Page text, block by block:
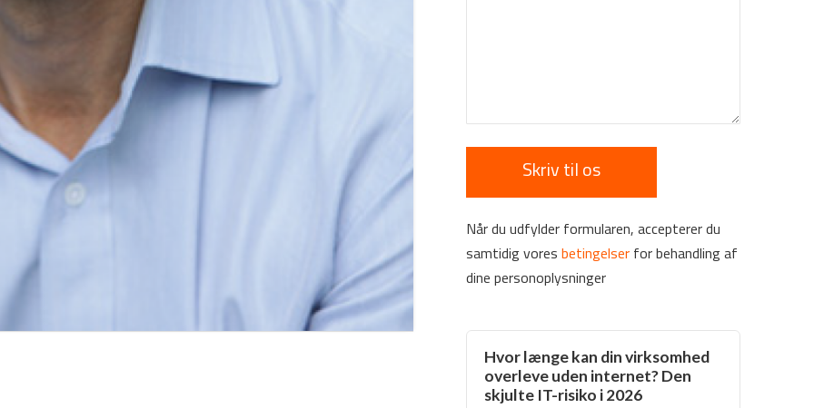
Når du udfylder formularen, accepterer du
samtidig voresbetingelser for behandling af
dine personoplysninger
Hvor længe kan din virksomhed
overleve uden internet? Den
skjulte IT-risiko i 2026